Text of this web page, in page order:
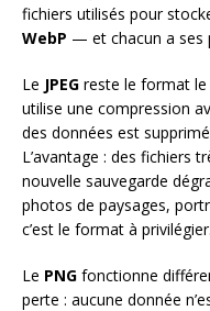
fichiers utilisés pour
WebP — et chacun a ses
Le JPEG reste le format le
utilise une compression
des données est
L’avantage : des fichiers
nouvelle sauvegarde
photos de paysages,
c’est le format à privilégier.
Le PNG fonctionne
perte : aucune donnée